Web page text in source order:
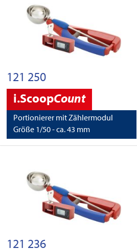
121 250
i.ScoopCount
Portionierer mit Zählermodul
Größe 1/50 - ca. 43 mm
121 236